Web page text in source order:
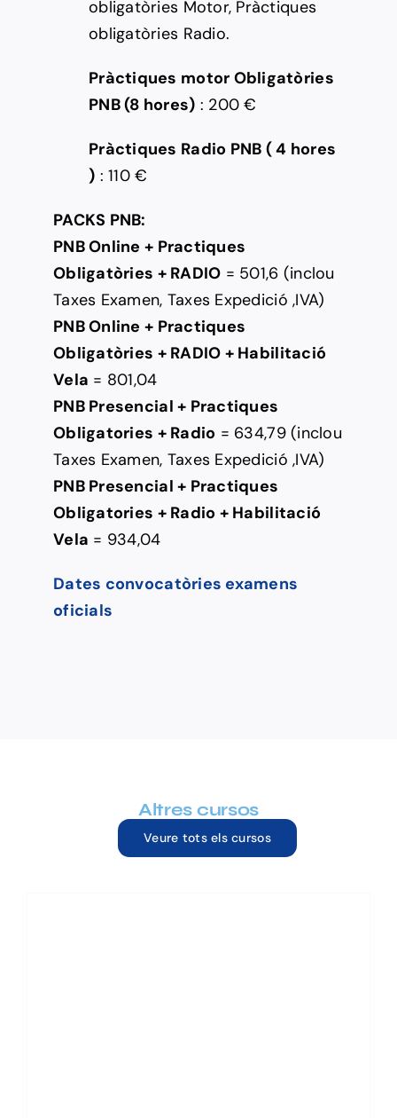
obligatòries Motor, Pràctiques
obligatòries Radio.
Pràctiques motor Obligatòries
PNB (8 hores) : 200 €
Pràctiques Radio PNB ( 4 hores
) : 110 €
PACKS PNB:
PNB Online + Practiques
Obligatòries + RADIO = 501,6 (inclou
Taxes Examen, Taxes Expedició ,IVA)
PNB Online + Practiques
Obligatòries + RADIO + Habilitació
Vela = 801,04
PNB Presencial + Practiques
Obligatories + Radio = 634,79 (inclou
Taxes Examen, Taxes Expedició ,IVA)
PNB Presencial + Practiques
Obligatories + Radio + Habilitació
Vela = 934,04
Dates convocatòries examens
oficials
Altres cursos
Veure tots els cursos